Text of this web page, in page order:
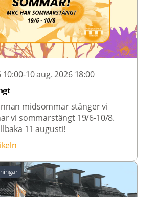
10 aug. 2026 18:00
midsommar stänger vi
vi sommarstängt 19/6-10/8.
11 augusti!